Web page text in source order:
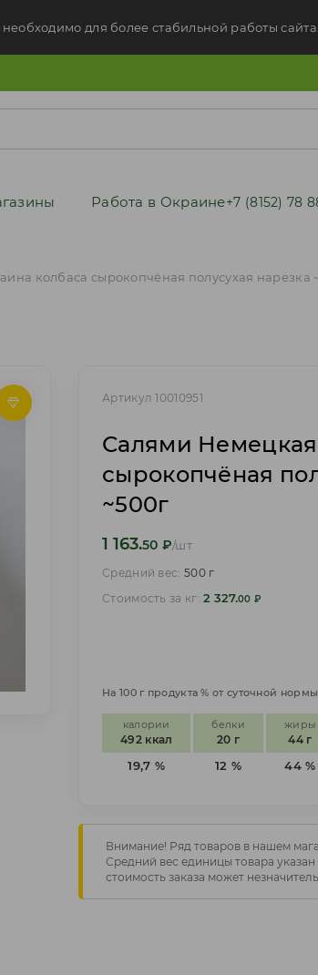
для более стабильной работы сайта.
Работа в Окраине+7 (8152) 78
колбаса сырокопчёная полусухая нарезка
Артикул 10010951
Салями
сырокопчёная
~500г
1 163.50 ₽/шт
Средний вес: 500 г
Стоимость за кг:2 327.00 ₽
На 100 г продукта % от суточной нормы
калории
492 ккал
19,7 %
белки
20 г
12 %
жиры
44 г
44 %
Внимание! Ряд товаров в нашем
Средний вес единицы товара
стоимость заказа может